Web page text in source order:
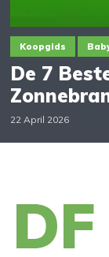
Koopgids
De 7
22 April 2026